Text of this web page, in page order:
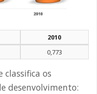
2010
0,773
classifica os
desenvolvimento: